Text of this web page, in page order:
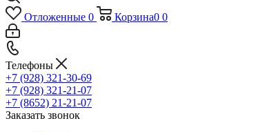
Отложенные 0 Корзина0 0
Телефоны
+7 (928) 321-30-69
+7 (928) 321-21-07
+7 (8652) 21-21-07
Заказать звонок